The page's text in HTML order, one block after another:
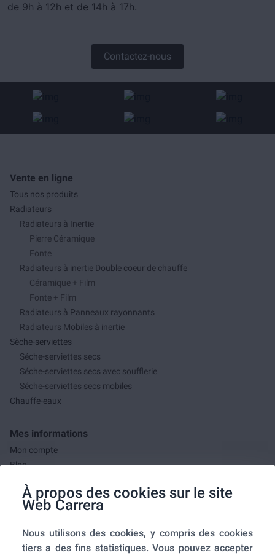
À propos des cookies sur le site
Web Carrera
Nous utilisons des cookies, y compris des cookies
tiers a des fins statistiques. Vous pouvez accepter
de 9h à 12h et de 14h à 17h.
Contactez-nous
Vente en ligne
Tous nos produits
Radiateurs
Radiateurs à Inertie
Pierre Céramique
Fonte
Radiateurs à inertie Double coeur de chauffe
Céramique + Film
Fonte + Film
Radiateurs à Panneaux rayonnants
Radiateurs Mobiles à inertie
Sèche-serviettes
Séche-serviettes secs
Séche-serviettes secs avec soufflerie
Séche-serviettes secs mobiles
Chauffe-eaux
Mes informations
Mon compte
Blog
Mes commandes
A propos de nous
A propos